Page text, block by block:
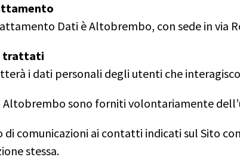
Dati è Altobrembo, con sede in via
trattati
i dati personali degli utenti che
sono forniti volontariamente
di comunicazioni ai contatti indicati sul Sito
stessa.